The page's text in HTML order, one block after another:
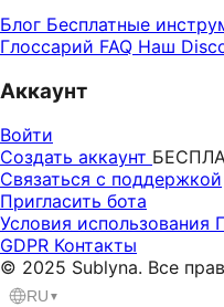
Блог Бесплатные
Глоссарий FAQ Наш
Аккаунт
Войти
Создать аккаунт
Связаться с поддержкой
Пригласить бота
Условия использования
GDPR Контакты
© 2025 Sublyna. Все
RU ▼